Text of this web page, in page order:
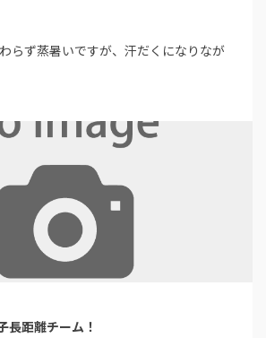
らず蒸暑いですが、汗だくになりなが
長距離チーム！